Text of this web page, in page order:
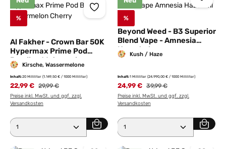
%
Al Fakher - Crown Bar 50K
Hypermax Prime Pod
Bundle - Watermelon
CherryKirsche, Wassermelone
Inhalt:20 Milliliter (1.149,50 € / 1000 Milliliter)
22,99 € Regulärer Preis:
29,99 €
Preise inkl. MwSt. und ggf. zzgl.
Versandkosten
Produkt Anzahl: Gib den gewünschten Wert ein
%
Beyond Weed - B3 Superior
Blend Vape - Amnesia
Haze 1ml
Kush / Haze
Inhalt:1 Milliliter (24.990,00 € / 1000 Milliliter)
24,99 € Regulärer Preis:
39,99 €
Preise inkl. MwSt. und ggf. zzgl.
Versandkosten
Produkt Anzahl: Gib den